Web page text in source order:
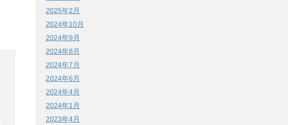
2025年2月
2024年10月
2024年9月
2024年8月
2024年7月
2024年6月
2024年4月
2024年1月
2023年4月